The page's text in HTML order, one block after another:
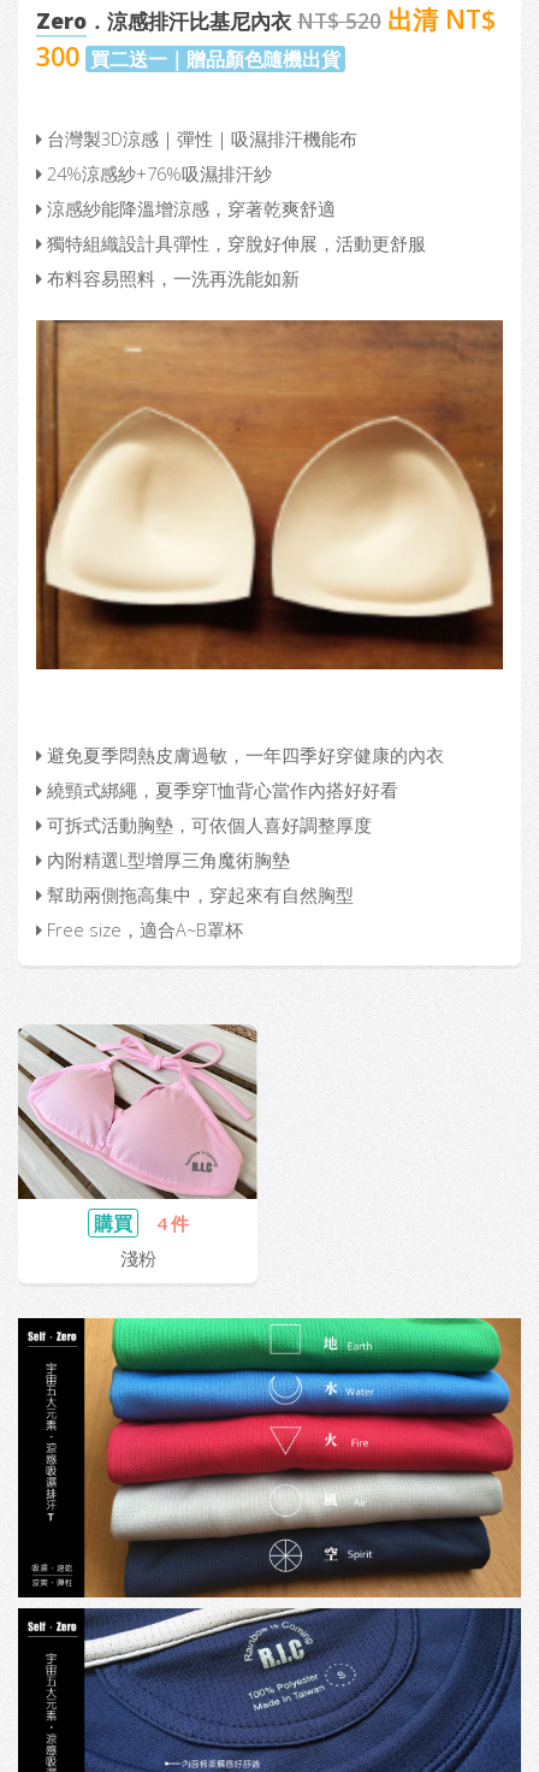
Zero ．涼感排汗比基尼內衣 NT$ 520 出清 NT$
300 買二送一｜贈品顏色隨機出貨
台灣製3D涼感｜彈性｜吸濕排汗機能布
24%涼感紗+76%吸濕排汗紗
涼感紗能降溫增涼感，穿著乾爽舒適
獨特組織設計具彈性，穿脫好伸展，活動更舒服
布料容易照料，一洗再洗能如新
避免夏季悶熱皮膚過敏，一年四季好穿健康的內衣
繞頸式綁繩，夏季穿T恤背心當作內搭好好看
可拆式活動胸墊，可依個人喜好調整厚度
內附精選L型增厚三角魔術胸墊
幫助兩側拖高集中，穿起來有自然胸型
Free size，適合A~B罩杯
購買
4 件
淺粉